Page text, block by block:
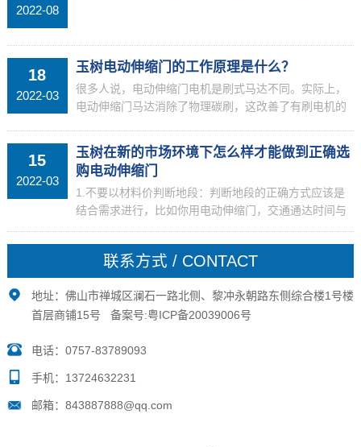
2022-08
18
2022-03
玉树电动伸缩门的工作原理是什么？
很多人说，电动伸缩门电机是刷式马达不同。实际上，
电动伸缩门马达消除了物理碳刷，这改善了有刷电机的
速操作过程中的问题。可是，因为没有物理碳刷，该转
向模块，...
15
2022-03
玉树在新的市场环境下怎么样才能做到正确选
购电动伸缩门
1.不要以材料价判断地段：判断地段的正确方式应该是
结合需求进行，比如你用电动伸缩门，交通通达时间与
生活配套是主要判断标准，能够满足职场要求以及日常
生活所及就可了。2.不要以城市功能区判断配套成熟与
联系方式 / CONTACT
地址：佛山市禅城区澜石一路北侧、黎冲永朝路东侧综合楼1号楼
首层商铺15号 备案号:粤ICP备20039006号
电话：0757-83789093
手机：13724632231
邮箱：843887888@qq.com